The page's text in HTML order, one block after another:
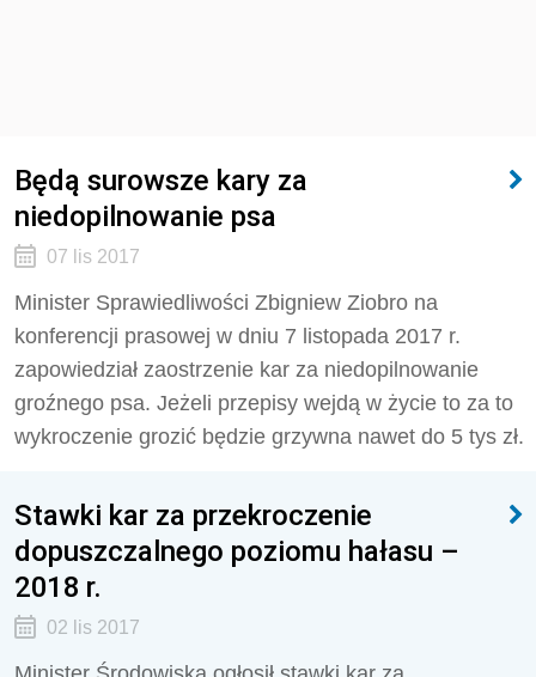
Będą surowsze kary za
niedopilnowanie psa
07 lis 2017
Minister Sprawiedliwości Zbigniew Ziobro na
konferencji prasowej w dniu 7 listopada 2017 r.
zapowiedział zaostrzenie kar za niedopilnowanie
groźnego psa. Jeżeli przepisy wejdą w życie to za to
wykroczenie grozić będzie grzywna nawet do 5 tys zł.
Stawki kar za przekroczenie
dopuszczalnego poziomu hałasu –
2018 r.
02 lis 2017